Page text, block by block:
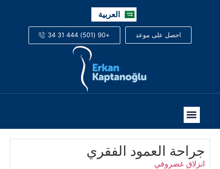
العربية
Русский
احصل على موعد +90 (501) 444 31 34
جراحة العمود الفقري
انزلاق غضروفي